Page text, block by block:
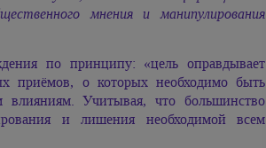
мнения и манипулирования
по принципу: «цель оправдывает
приёмов, о которых необходимо быть
влияниям. Учитывая, что большинство
и лишения необходимой всем